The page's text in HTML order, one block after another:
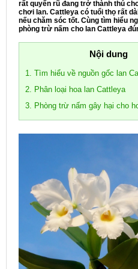
rất quyến rũ đang trở thành thú
chơi lan. Cattleya có tuổi thọ rất
nếu chăm sóc tốt. Cùng tìm hiểu
phòng trừ nấm cho lan Cattleya
Nội dung
1. Tìm hiểu về nguồn gốc lan
2. Phân loại hoa lan Cattleya
3. Phòng trừ nấm gây hại cho